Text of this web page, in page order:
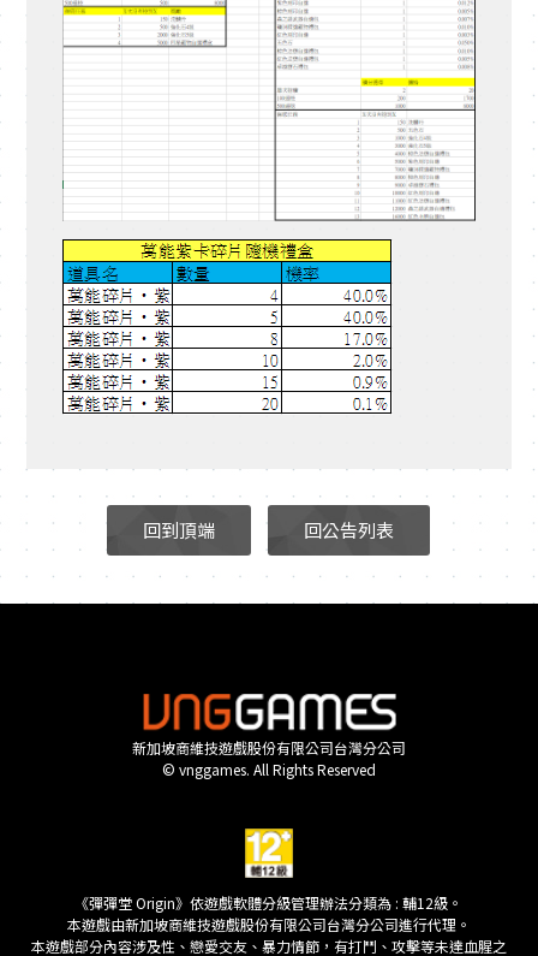
回到頂端 回公告列表
新加坡商維技遊戲股份有限公司台灣分公司
© vnggames. All Rights Reserved
《彈彈堂 Origin》依遊戲軟體分級管理辦法分類為 : 輔12級。
本遊戲由新加坡商維技遊戲股份有限公司台灣分公司進行代理。
本遊戲部分內容涉及性、戀愛交友、暴力情節，有打鬥、攻擊等未達血腥之